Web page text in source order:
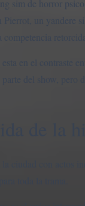
sim de horror
Pierrot, un yandere
en el contraste
parte del show, pero
ciudad con actos